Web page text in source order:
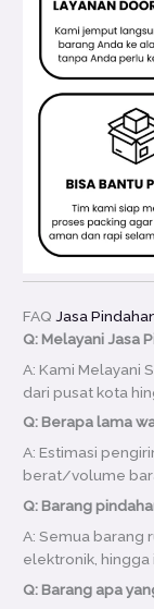
FAQ Jasa
Q: Melayani Jasa
A: Kami Melayani
dari pusat kota
Q: Berapa lama
A: Estimasi
berat/volume
Q: Barang
A: Semua barang
elektronik, hingga
Q: Barang apa